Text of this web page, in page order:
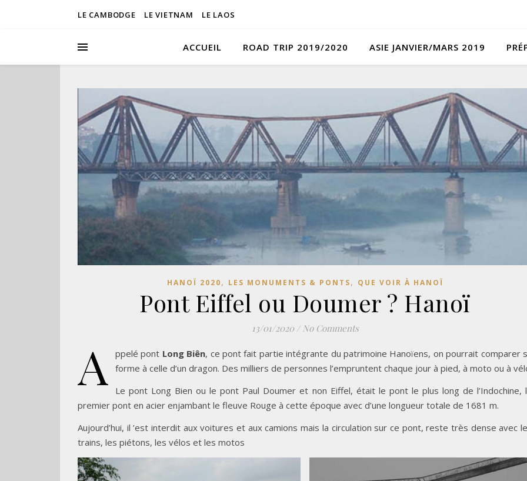
LE CAMBODGE LE VIETNAM LE LAOS
ACCUEIL ROAD TRIP 2019/2020 ASIE JANVIER/MARS 2019
HANOÏ 2020, LES MONUMENTS & PONTS, QUE VOIR À HANOÏ
Pont Eiffel ou Doumer ? Hanoï
13/01/2020 / No Comments
A ppelé pont Long Biên, ce pont fait partie intégrante du patrimoine Hanoïens, on pourrait comparer
forme à celle d’un dragon. Des milliers de personnes l’empruntent chaque jour à pied, à moto ou à
Le pont Long Bien ou le pont Paul Doumer et non Eiffel, était le pont le plus long de l’Indochine,
premier pont en acier enjambant le fleuve Rouge à cette époque avec d’une longueur totale de 1681 m.
Aujourd’hui, il ’est interdit aux voitures et aux camions mais la circulation sur ce pont, reste très dense avec
trains, les piétons, les vélos et les motos